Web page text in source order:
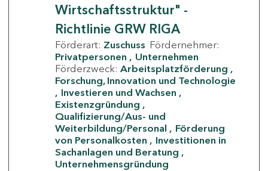
Wirtschaftsstruktur" -
Richtlinie GRW RIGA
Förderart: Zuschuss Fördernehmer:
Privatpersonen
Unternehmen
Förderzweck: Arbeitsplatzförderung
Forschung, Innovation und Technologie
Investieren und Wachsen
Existenzgründung
Qualifizierung/Aus- und
Weiterbildung/Personal
Förderung
von Personalkosten
Investitionen in
Sachanlagen und Beratung
Unternehmensgründung